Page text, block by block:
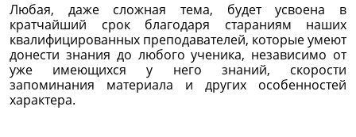
Любая, даже сложная тема, будет усвоена в
кратчайший срок благодаря стараниям наших
квалифицированных преподавателей, которые умеют
донести знания до любого ученика, независимо от
уже имеющихся у него знаний, скорости
запоминания материала и других особенностей
характера.